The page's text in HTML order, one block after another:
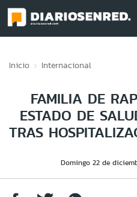
Inicio Internacional
FAMILIA DE
ESTADO DE
TRAS
Domingo 22 de